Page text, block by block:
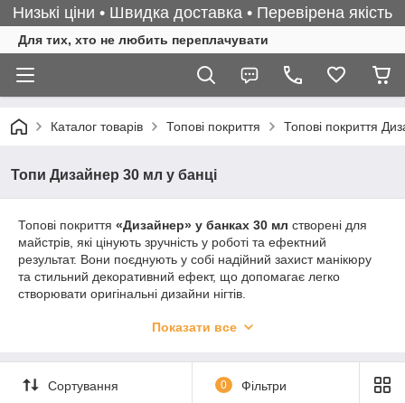
Низькі ціни • Швидка доставка • Перевірена якість
Для тих, хто не любить переплачувати
Каталог товарів Топові покриття Топові покриття
Топи Дизайнер 30 мл у банці
Топові покриття «Дизайнер» у банках 30 мл створені для
майстрів, які цінують зручність у роботі та ефектний
результат. Вони поєднують у собі надійний захист манікюру
та стильний декоративний ефект, що допомагає легко
створювати оригінальні дизайни нігтів.
блискітки, шиммер, пластівці та інші сяючі частинки. Вони
Формат30 мл у банці
особливо зручний для професійного
Показати все
Сортування 0 Фільтри